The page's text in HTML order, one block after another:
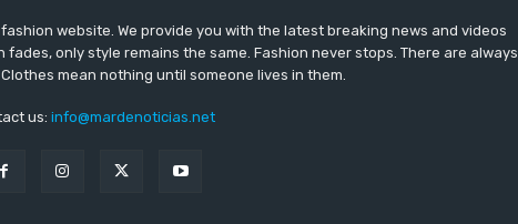
website. We provide you with the latest breaking news and videos
only style remains the same. Fashion never stops. There are always
mean nothing until someone lives in them.
us: info@mardenoticias.net